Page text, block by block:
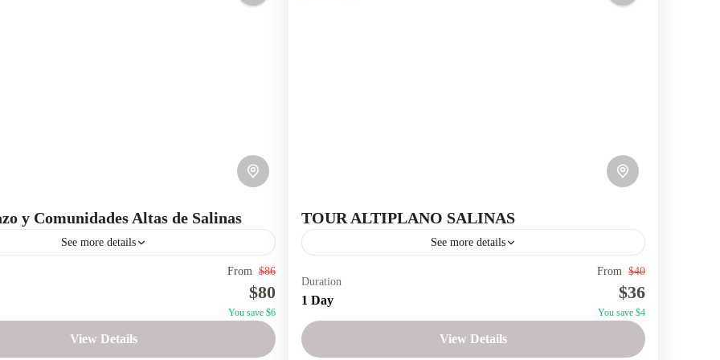
y Comunidades Altas de Salinas
See more details
Nacional Chimborazo con una combinación de
de montaña.
Guaranda,Comunidades
From $86
$80
You save $6
View Details
TOUR ALTIPLANO SALINAS
See more details
Rio Salinas
Volcán Chimborazo
Comunidades andinas Salinas de Guaranda - Minas de Sal - Río
Duration
1 Day
From $40
$36
You save $4
View Details